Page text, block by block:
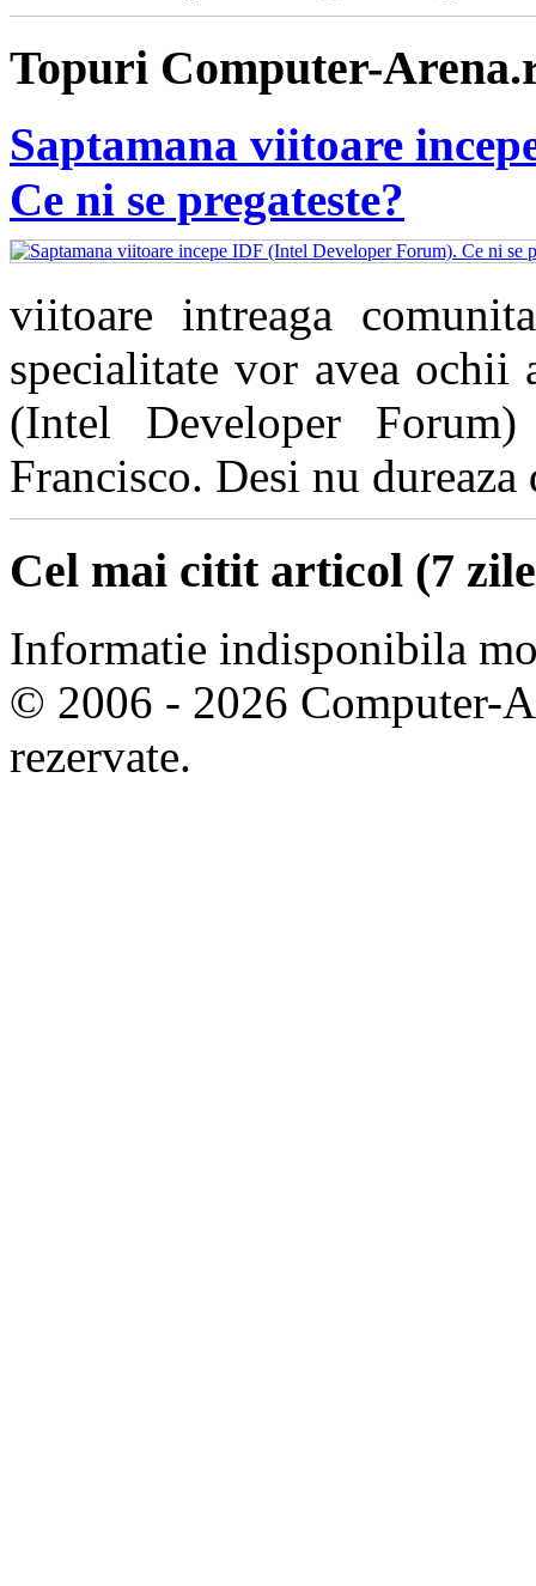
Topuri Computer-
Saptamana viitoare
Ce ni se pregateste?
viitoare intreaga
specialitate vor avea
(Intel Developer
Francisco. Desi nu
Cel mai citit articol (7
Informatie indisponibila
© 2006 - 2026 Computer-
rezervate.